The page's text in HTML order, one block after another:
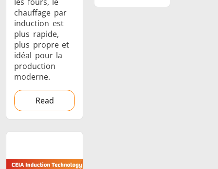
les fours, le
chauffage par
induction est
plus rapide,
plus propre et
idéal pour la
production
moderne.
Read